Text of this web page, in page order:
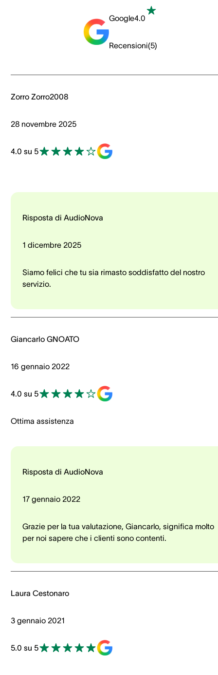
Google4.0
Recensioni(5)
Zorro Zorro2008
28 novembre 2025
4.0 su 5
Risposta di AudioNova
1 dicembre 2025
Siamo felici che tu sia rimasto soddisfatto del nostro
servizio.
Giancarlo GNOATO
16 gennaio 2022
4.0 su 5
Ottima assistenza
Risposta di AudioNova
17 gennaio 2022
Grazie per la tua valutazione, Giancarlo, significa molto
per noi sapere che i clienti sono contenti.
Laura Cestonaro
3 gennaio 2021
5.0 su 5